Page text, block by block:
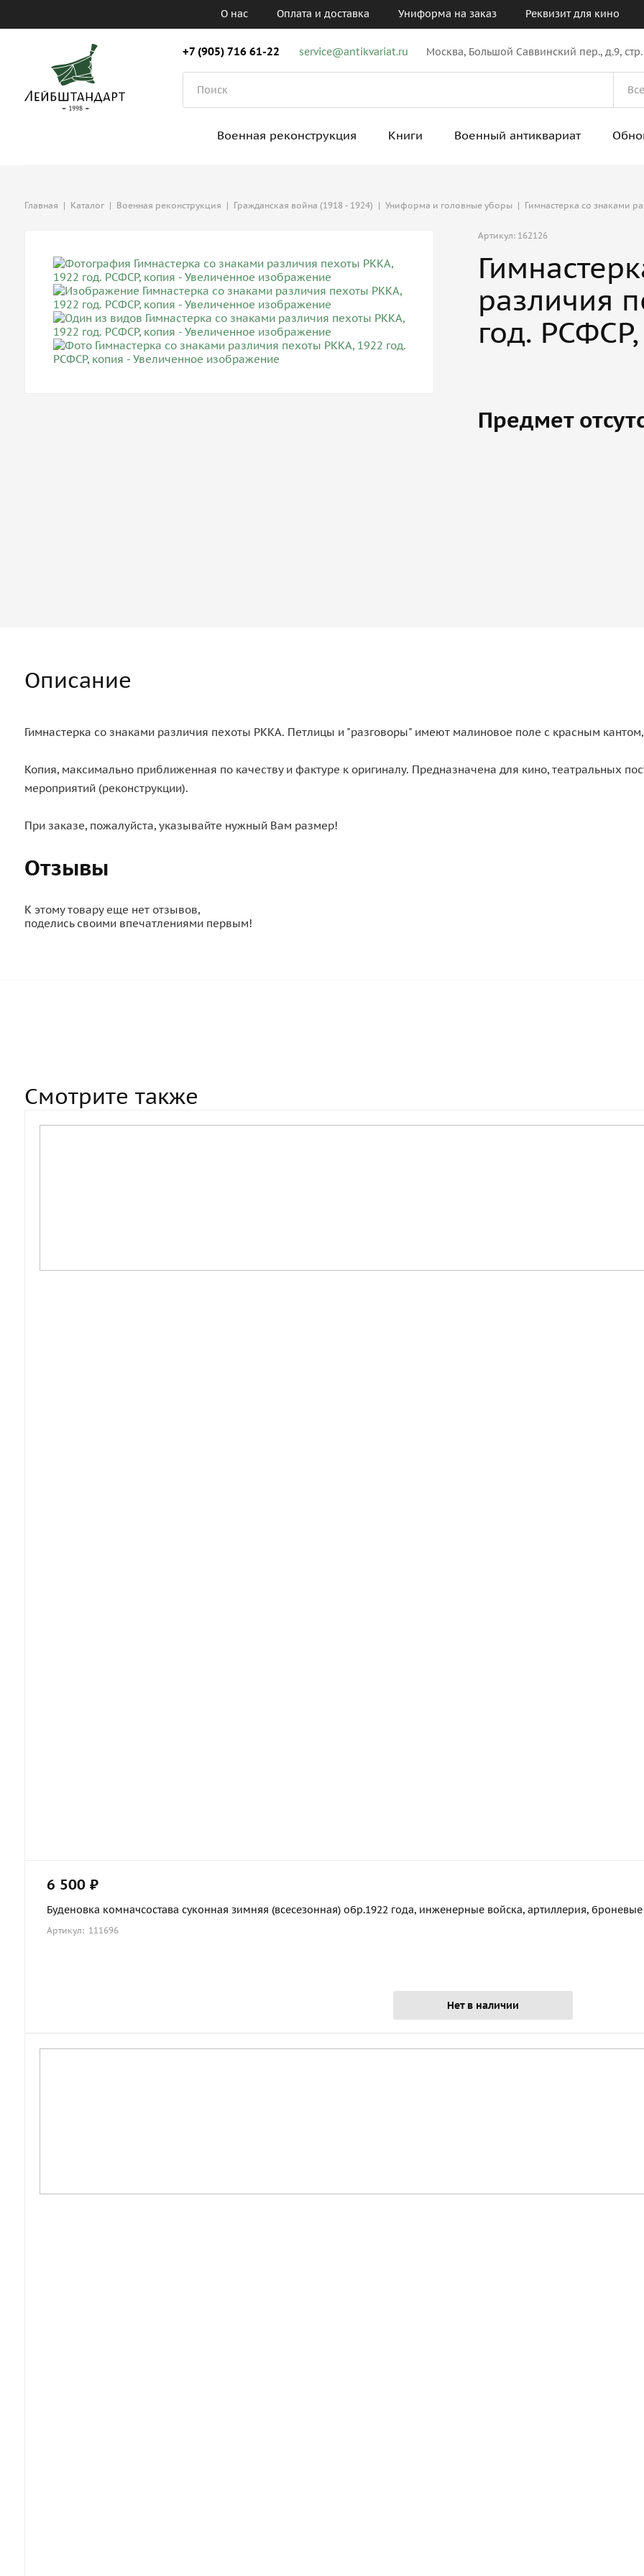
О нас Оплата и доставка Униформа на заказ Реквизит для кино
+7 (905) 716 61-22 service@antikvariat.ru Москва, Большой Саввинский пер., д.9,
Военная реконструкция Книги Военный антиквариат
Главная | Каталог | Военная реконструкция | Гражданская война (1918 - 1924) | Униформа и головные уборы | Гимнастерка со знаками
Артикул: 162126
различия
год.
Предмет
Описание
Гимнастерка со знаками различия пехоты РККА. Петлицы и "разговоры" имеют малиновое поле с красным
Копия, максимально приближенная по качеству и фактуре к оригиналу. Предназначена для кино, театральных
мероприятий (реконструкции).
При заказе, пожалуйста, указывайте нужный Вам размер!
Отзывы
К этому товару еще нет отзывов,
поделись своими впечатлениями первым!
Смотрите также
6 500 ₽
Буденовка комначсостава суконная зимняя (всесезонная) обр.1922 года, инженерные войска, артиллерия, броневые
Артикул: 111696
Нет в наличии